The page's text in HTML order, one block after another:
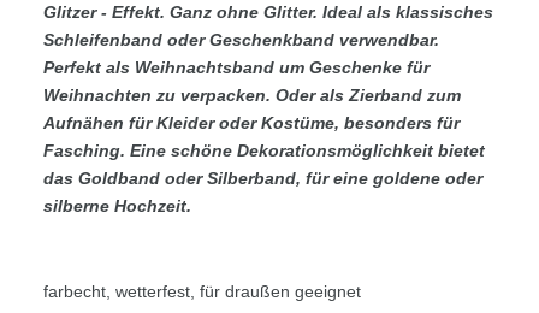
Glitzer - Effekt. Ganz ohne Glitter. Ideal als klassisches
Schleifenband oderGeschenkband verwendbar.
Perfekt als Weihnachtsband um Geschenke für
Weihnachten zu verpacken. Oder als Zierband zum
Aufnähen für Kleider oder Kostüme, besonders für
Fasching. Eine schöne Dekorationsmöglichkeit bietet
das Goldband oder Silberband, für eine goldene oder
silberne Hochzeit.
farbecht, wetterfest, für draußen geeignet